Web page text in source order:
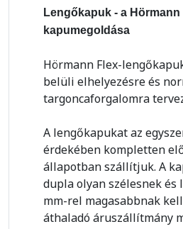
Lengőkapuk - a
kapumegoldása
Hörmann Flex-
belüli elhelyezésre és
targoncaforgalomra
A lengőkapukat az
érdekében kompletten
állapotban szállítjuk. A
dupla olyan szélesnek és
mm-rel magasabbnak
áthaladó áruszállítmány